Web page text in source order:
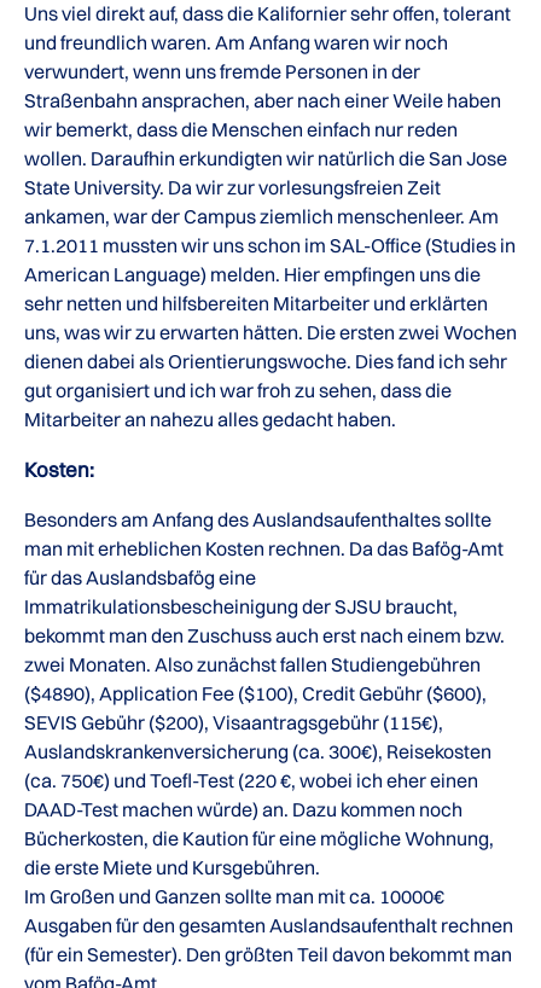
Uns viel direkt auf, dass die Kalifornier sehr offen, tolerant
und freundlich waren. Am Anfang waren wir noch
verwundert, wenn uns fremde Personen in der
Straßenbahn ansprachen, aber nach einer Weile haben
wir bemerkt, dass die Menschen einfach nur reden
wollen. Daraufhin erkundigten wir natürlich die San Jose
State University. Da wir zur vorlesungsfreien Zeit
ankamen, war der Campus ziemlich menschenleer. Am
7.1.2011 mussten wir uns schon im SAL-Office (Studies in
American Language) melden. Hier empfingen uns die
sehr netten und hilfsbereiten Mitarbeiter und erklärten
uns, was wir zu erwarten hätten. Die ersten zwei Wochen
dienen dabei als Orientierungswoche. Dies fand ich sehr
gut organisiert und ich war froh zu sehen, dass die
Mitarbeiter an nahezu alles gedacht haben.
Kosten:
Besonders am Anfang des Auslandsaufenthaltes sollte
man mit erheblichen Kosten rechnen. Da das Bafög-Amt
für das Auslandsbafög eine
Immatrikulationsbescheinigung der SJSU braucht,
bekommt man den Zuschuss auch erst nach einem bzw.
zwei Monaten. Also zunächst fallen Studiengebühren
($4890), Application Fee ($100), Credit Gebühr ($600),
SEVIS Gebühr ($200), Visaantragsgebühr (115€),
Auslandskrankenversicherung (ca. 300€), Reisekosten
(ca. 750€) und Toefl-Test (220 €, wobei ich eher einen
DAAD-Test machen würde) an. Dazu kommen noch
Bücherkosten, die Kaution für eine mögliche Wohnung,
die erste Miete und Kursgebühren.
Im Großen und Ganzen sollte man mit ca. 10000€
Ausgaben für den gesamten Auslandsaufenthalt rechnen
(für ein Semester). Den größten Teil davon bekommt man
vom Bafög-Amt.